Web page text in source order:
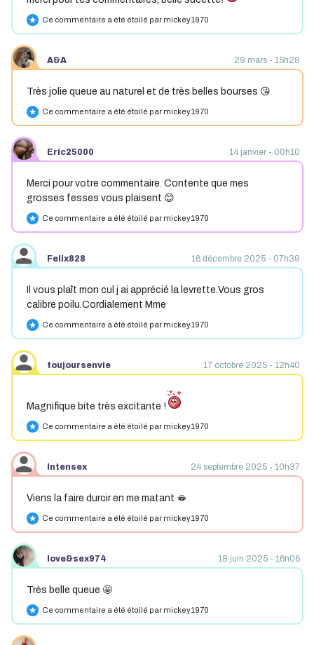
star Ce commentaire a été étoilé par mickey1970
A&A 29 mars - 15h28
Très jolie queue au naturel et de très belles bourses 😘
star Ce commentaire a été étoilé par mickey1970
Eric25000 14 janvier - 00h10
Merci pour votre commentaire. Contente que mes
grosses fesses vous plaisent 😊
star Ce commentaire a été étoilé par mickey1970
Felix828 16 décembre 2025 - 07h39
Il vous plaît mon cul j ai apprécié la levrette.Vous gros
calibre poilu.Cordialement Mme
star Ce commentaire a été étoilé par mickey1970
toujoursenvie 17 octobre 2025 - 12h40
Magnifique bite très excitante !
star Ce commentaire a été étoilé par mickey1970
Intensex 24 septembre 2025 - 10h37
Viens la faire durcir en me matant 🫦
star Ce commentaire a été étoilé par mickey1970
love&sex974 18 juin 2025 - 16h06
Très belle queue 🤩
star Ce commentaire a été étoilé par mickey1970